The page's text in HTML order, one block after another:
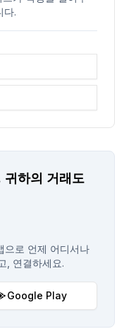
다.
귀하의 거래도
로 언제 어디서나
, 연결하세요.
Google Play